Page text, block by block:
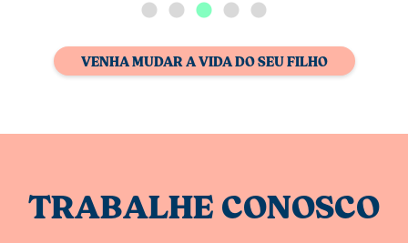
VENHA MUDAR A VIDA DO SEU FILHO
TRABALHE CONOSCO